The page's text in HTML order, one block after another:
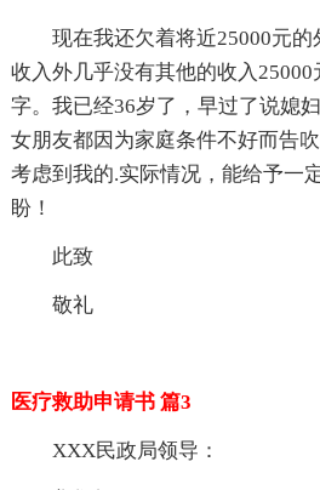
现在我还欠着将近25000元
收入外几乎没有其他的收入
字。我已经36岁了，早过了说媳
女朋友都因为家庭条件不好而告
考虑到我的.实际情况，能给予一
盼！
此致
敬礼
医疗救助申请书 篇3
XXX民政局领导：